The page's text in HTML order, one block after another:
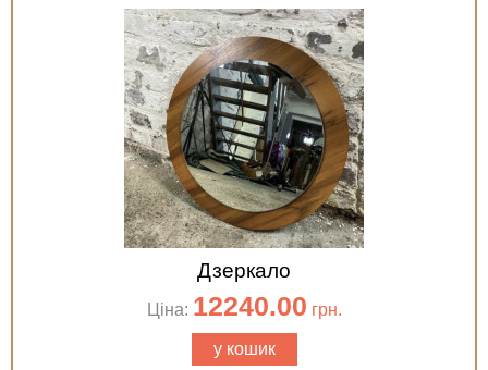
Дзеркало
Ціна: 12240.00 грн.
у кошик